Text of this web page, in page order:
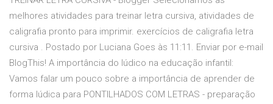
melhores atividades para treinar letra cursiva, atividades de
caligrafia pronto para imprimir. exercícios de caligrafia letra
cursiva . Postado por Luciana Goes às 11:11. Enviar por e-mail
BlogThis! A importância do lúdico na educação infantil:
Vamos falar um pouco sobre a importância de aprender de
forma lúdica para PONTILHADOS COM LETRAS - preparação